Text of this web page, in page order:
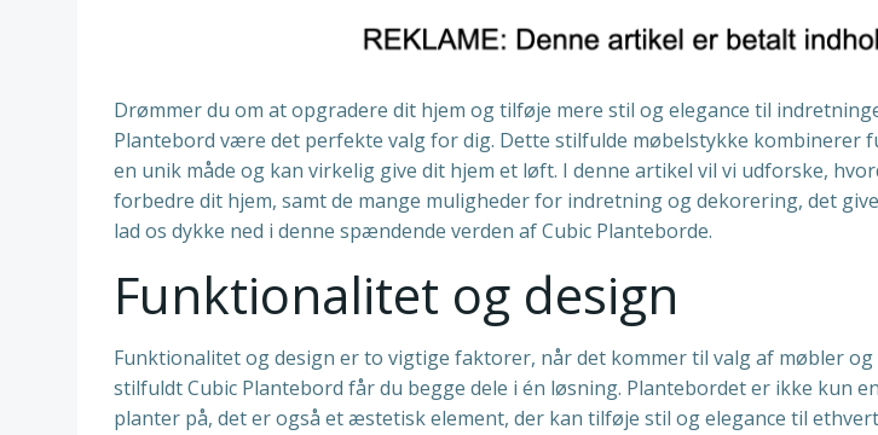
Drømmer du om at opgradere dit hjem og tilføje mere stil og elegance til
Plantebord være det perfekte valg for dig. Dette stilfulde møbelstykke kombinerer
en unik måde og kan virkelig give dit hjem et løft. I denne artikel vil vi udforske,
forbedre dit hjem, samt de mange muligheder for indretning og dekorering, det
lad os dykke ned i denne spændende verden af Cubic Planteborde.
Funktionalitet og design
Funktionalitet og design er to vigtige faktorer, når det kommer til valg af møbler
stilfuldt Cubic Plantebord får du begge dele i én løsning. Plantebordet er ikke kun
planter på, det er også et æstetisk element, der kan tilføje stil og elegance til